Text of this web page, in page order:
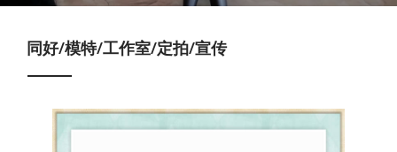
同好/模特/工作室/定拍/宣传